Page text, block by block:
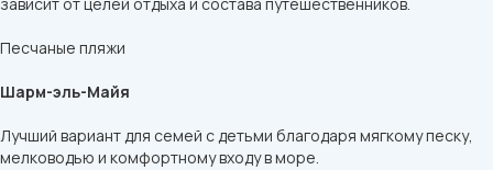
Песчаные пляжи
Шарм-эль-Майя
Лучший вариант для семей с детьми благодаря мягкому песку,
мелководью и комфортному входу в море.